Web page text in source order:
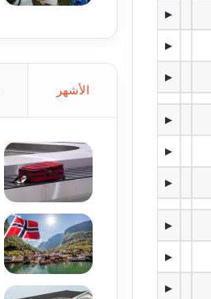
►
►
►
►
►
►
►
►
►
الأشهر